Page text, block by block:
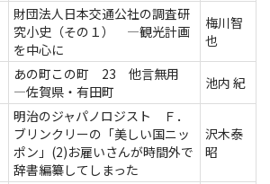
財団法人日本交通公社の調査研
究小史（その１） ―観光計画
を中心に
梅川智
也
あの町この町 23 他言無用
―佐賀県・有田町
池内 紀
明治のジャパノロジスト Ｆ．
ブリンクリーの「美しい国ニッ
ポン」(2)お雇いさんが時間外で
辞書編纂してしまった
沢木泰
昭